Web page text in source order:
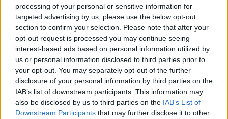
processing of your personal or sensitive information for
targeted advertising by us, please use the below opt-out
section to confirm your selection. Please note that after your
opt-out request is processed you may continue seeing
interest-based ads based on personal information utilized by
us or personal information disclosed to third parties prior to
your opt-out. You may separately opt-out of the further
disclosure of your personal information by third parties on the
IAB’s list of downstream participants. This information may
also be disclosed by us to third parties on the IAB’s List of
Downstream Participants that may further disclose it to other
COMPETIÇÃO
Cinquentenário do Supercross da Poutena
celebra duas rondas do CNSX
O Supercross da Poutena celebrou 50 anos com uma
jornada dupla do Campeonato Nacional de Supercross,
nos dias 1...